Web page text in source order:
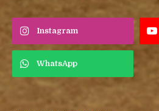
Instagram
WhatsApp